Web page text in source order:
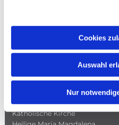
Cookies
Auswahl
Nur
Katholische Kirche